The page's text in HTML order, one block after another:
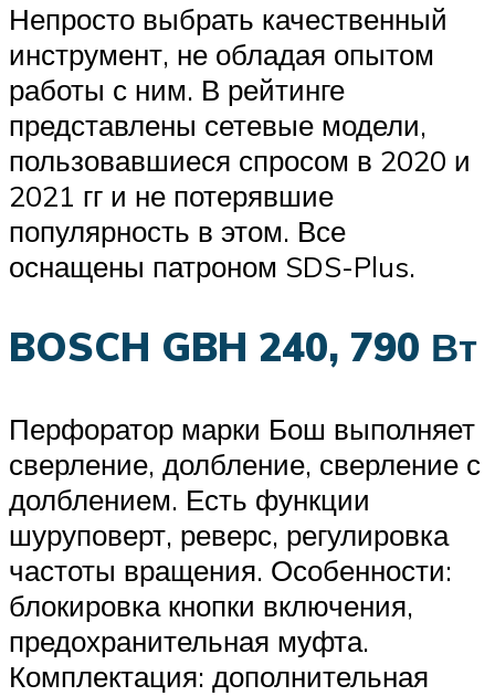
Непросто выбрать качественный
инструмент, не обладая опытом
работы с ним. В рейтинге
представлены сетевые модели,
пользовавшиеся спросом в 2020 и
2021 гг и не потерявшие
популярность в этом. Все
оснащены патроном SDS-Plus.
BOSCH GBH 240, 790 Вт
Перфоратор марки Бош выполняет
сверление, долбление, сверление с
долблением. Есть функции
шуруповерт, реверс, регулировка
частоты вращения. Особенности:
блокировка кнопки включения,
предохранительная муфта.
Комплектация: дополнительная